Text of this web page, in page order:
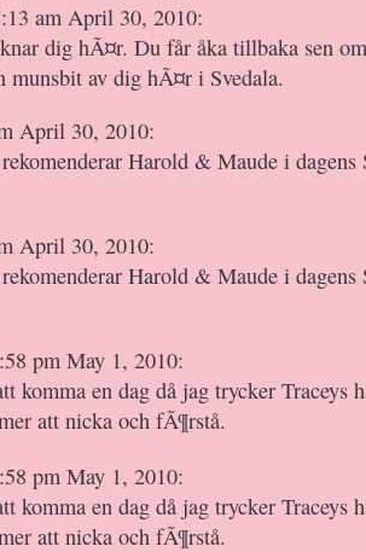
am April 30, 2010:
dig hÃ¤r. Du får åka tillbaka sen
av dig hÃ¤r i Svedala.
April 30, 2010:
Harold & Maude i dagens
April 30, 2010:
Harold & Maude i dagens
pm May 1, 2010:
komma en dag då jag trycker Traceys
att nicka och fÃ¶rstå.
pm May 1, 2010:
komma en dag då jag trycker Traceys
att nicka och fÃ¶rstå.